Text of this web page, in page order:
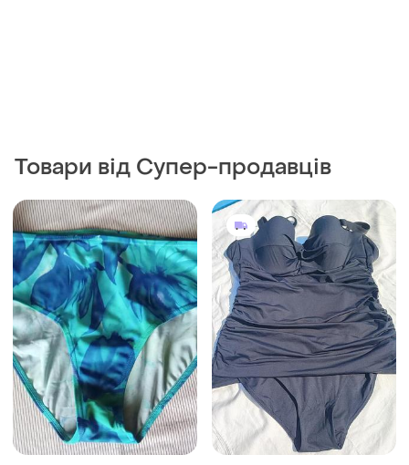
Товари від Супер-продавців